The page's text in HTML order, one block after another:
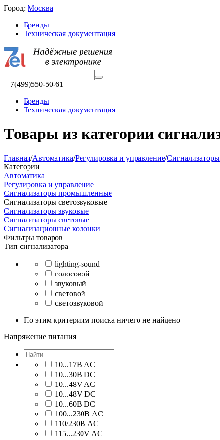
Город: Москва
Бренды
Техническая документация
+7(499)550-50-61
Бренды
Техническая документация
Товары из категории
Главная/Автоматика/Регулировка и управление/
Категории
Автоматика
Регулировка и управление
Сигнализаторы промышленные
Сигнализаторы светозвуковые
Сигнализаторы звуковые
Сигнализаторы световые
Сигнализационные колонки
Фильтры товаров
Тип сигнализатора
lighting-sound
голосовой
звуковый
световой
светозвуковой
По этим критериям поиска ничего не найдено
Напряжение питания
10...17В AC
10...30В DC
10...48V AC
10...48V DC
10...60В DC
100...230В AC
110/230В AC
115...230V AC